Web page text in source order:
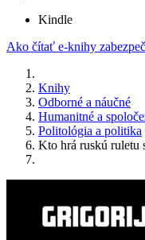
Kindle
Ako čítať e-knihy
Knihy
Odborné a náučné
Humanitné a
Politológia a politika
Kto hrá ruskú ruletu